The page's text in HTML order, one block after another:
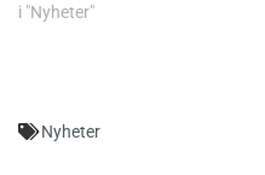
i "Nyheter"
Nyheter